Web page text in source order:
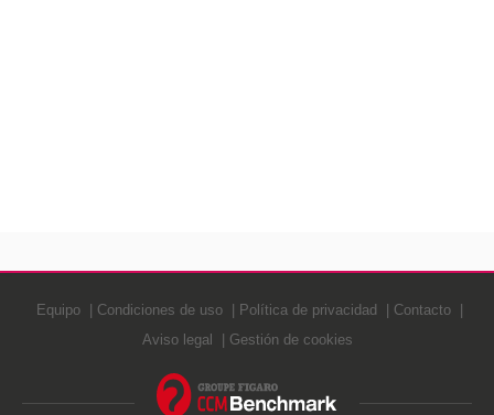
Equipo Condiciones de uso Política de privacidad
Contacto
Aviso legal
Gestión de cookies